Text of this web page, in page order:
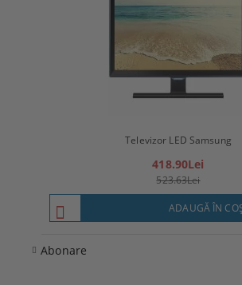
Televizor LED Samsung
418.90Lei
523.63Lei
ADAUGĂ ÎN
Abonare